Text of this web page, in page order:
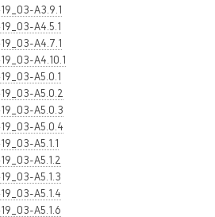
A3.9.1
A4.5.1
A4.7.1
A4.10.1
A5.0.1
A5.0.2
A5.0.3
A5.0.4
A5.1.1
A5.1.2
A5.1.3
A5.1.4
A5.1.6